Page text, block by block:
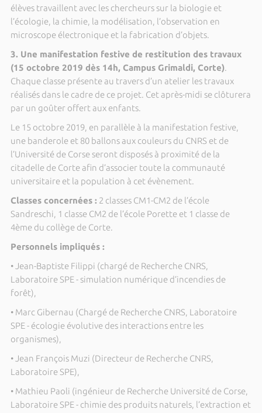
élèves travaillent avec les chercheurs sur la biologie et
l’écologie, la chimie, la modélisation, l’observation en
microscope électronique et la fabrication d’objets.
3. Une manifestation festive de restitution des travaux
(15 octobre 2019 dès 14h, Campus Grimaldi, Corte).
Chaque classe présente au travers d’un atelier les travaux
réalisés dans le cadre de ce projet. Cet après-midi se clôturera
par un goûter offert aux enfants.
Le 15 octobre 2019, en parallèle à la manifestation festive,
une banderole et 80 ballons aux couleurs du CNRS et de
l’Université de Corse seront disposés à proximité de la
citadelle de Corte afin d’associer toute la communauté
universitaire et la population à cet évènement.
Classes concernées : 2 classes CM1-CM2 de l’école
Sandreschi, 1 classe CM2 de l’école Porette et 1 classe de
4ème du collège de Corte.
Personnels impliqués :
• Jean-Baptiste Filippi (chargé de Recherche CNRS,
Laboratoire SPE - simulation numérique d’incendies de
forêt),
• Marc Gibernau (Chargé de Recherche CNRS, Laboratoire
SPE - écologie évolutive des interactions entre les
organismes),
• Jean François Muzi (Directeur de Recherche CNRS,
Laboratoire SPE),
• Mathieu Paoli (ingénieur de Recherche Université de Corse,
Laboratoire SPE - chimie des produits naturels, l’extraction et